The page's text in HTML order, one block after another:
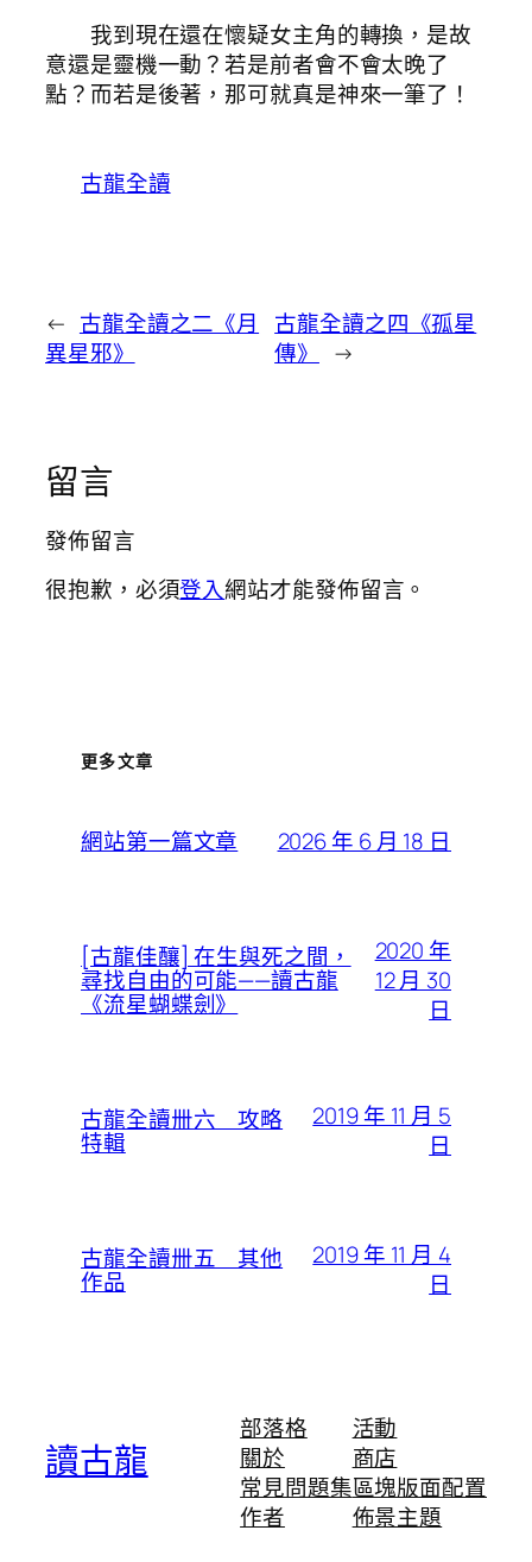
我到現在還在懷疑女主角的轉換，是故
意還是靈機一動？若是前者會不會太晚了
點？而若是後著，那可就真是神來一筆了！
古龍全讀
← 古龍全讀之二《月
異星邪》
古龍全讀之四《孤星
傳》
→
留言
發佈留言
很抱歉，必須登入網站才能發佈留言。
更多文章
網站第一篇文章 2026 年 6 月 18 日
[古龍佳釀] 在生與死之間，
尋找自由的可能——讀古龍
《流星蝴蝶劍》
2020 年
12 月 30
日
古龍全讀卌六 攻略
特輯
2019 年 11 月 5
日
古龍全讀卌五 其他
作品
2019 年 11 月 4
日
讀古龍
部落格
關於
常見問題集
作者
活動
商店
區塊版面配置
佈景主題